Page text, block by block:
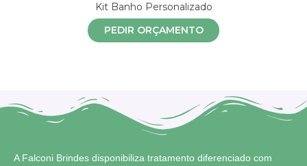
Kit Banho Personalizado
PEDIR ORÇAMENTO
A Falconi Brindes disponibiliza tratamento diferenciado com